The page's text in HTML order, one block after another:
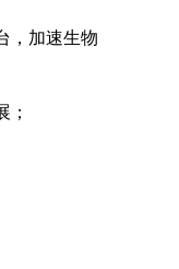
，加速生物
；